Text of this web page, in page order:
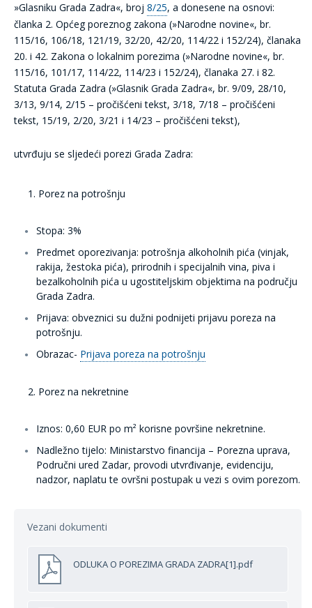
»Glasniku Grada Zadra«, broj 8/25, a donesene na osnovi:
članka 2. Općeg poreznog zakona (»Narodne novine«, br.
115/16, 106/18, 121/19, 32/20, 42/20, 114/22 i 152/24), članaka
20. i 42. Zakona o lokalnim porezima (»Narodne novine«, br.
115/16, 101/17, 114/22, 114/23 i 152/24), članaka 27. i 82.
Statuta Grada Zadra (»Glasnik Grada Zadra«, br. 9/09, 28/10,
3/13, 9/14, 2/15 – pročišćeni tekst, 3/18, 7/18 – pročišćeni
tekst, 15/19, 2/20, 3/21 i 14/23 – pročišćeni tekst),
utvrđuju se sljedeći porezi Grada Zadra:
Porez na potrošnju
Stopa: 3%
Predmet oporezivanja: potrošnja alkoholnih pića (vinjak,
rakija, žestoka pića), prirodnih i specijalnih vina, piva i
bezalkoholnih pića u ugostiteljskim objektima na području
Grada Zadra.
Prijava: obveznici su dužni podnijeti prijavu poreza na
potrošnju.
Obrazac- Prijava poreza na potrošnju
Porez na nekretnine
Iznos: 0,60 EUR po m² korisne površine nekretnine.
Nadležno tijelo: Ministarstvo financija – Porezna uprava,
Područni ured Zadar, provodi utvrđivanje, evidenciju,
nadzor, naplatu te ovršni postupak u vezi s ovim porezom.
Vezani dokumenti
ODLUKA O POREZIMA GRADA ZADRA[1].pdf